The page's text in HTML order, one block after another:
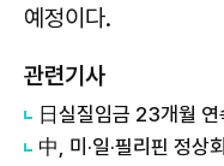
예정이다.
관련기사
中, 미·일·필리핀 정